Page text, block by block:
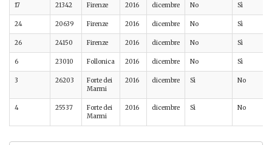
17 21342 Firenze 2016 dicembre No Sì
24 20639 Firenze 2016 dicembre No Sì
26 24150 Firenze 2016 dicembre No Sì
6 23010 Follonica 2016 dicembre No Sì
3 26203
Forte dei
Marmi
2016 dicembre Sì No
4 25537
Forte dei
Marmi
2016 dicembre Sì No